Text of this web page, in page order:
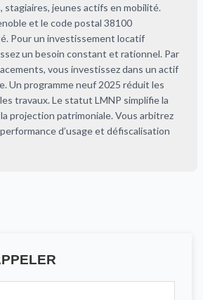
jeunes actifs en mobilité.
et le code postal 38100
Pour un investissement locatif
un besoin constant et rationnel. Par
vous investissez dans un actif
Un programme neuf 2025 réduit les
travaux. Le statut LMNP simplifie la
projection patrimoniale. Vous arbitrez
d’usage et défiscalisation